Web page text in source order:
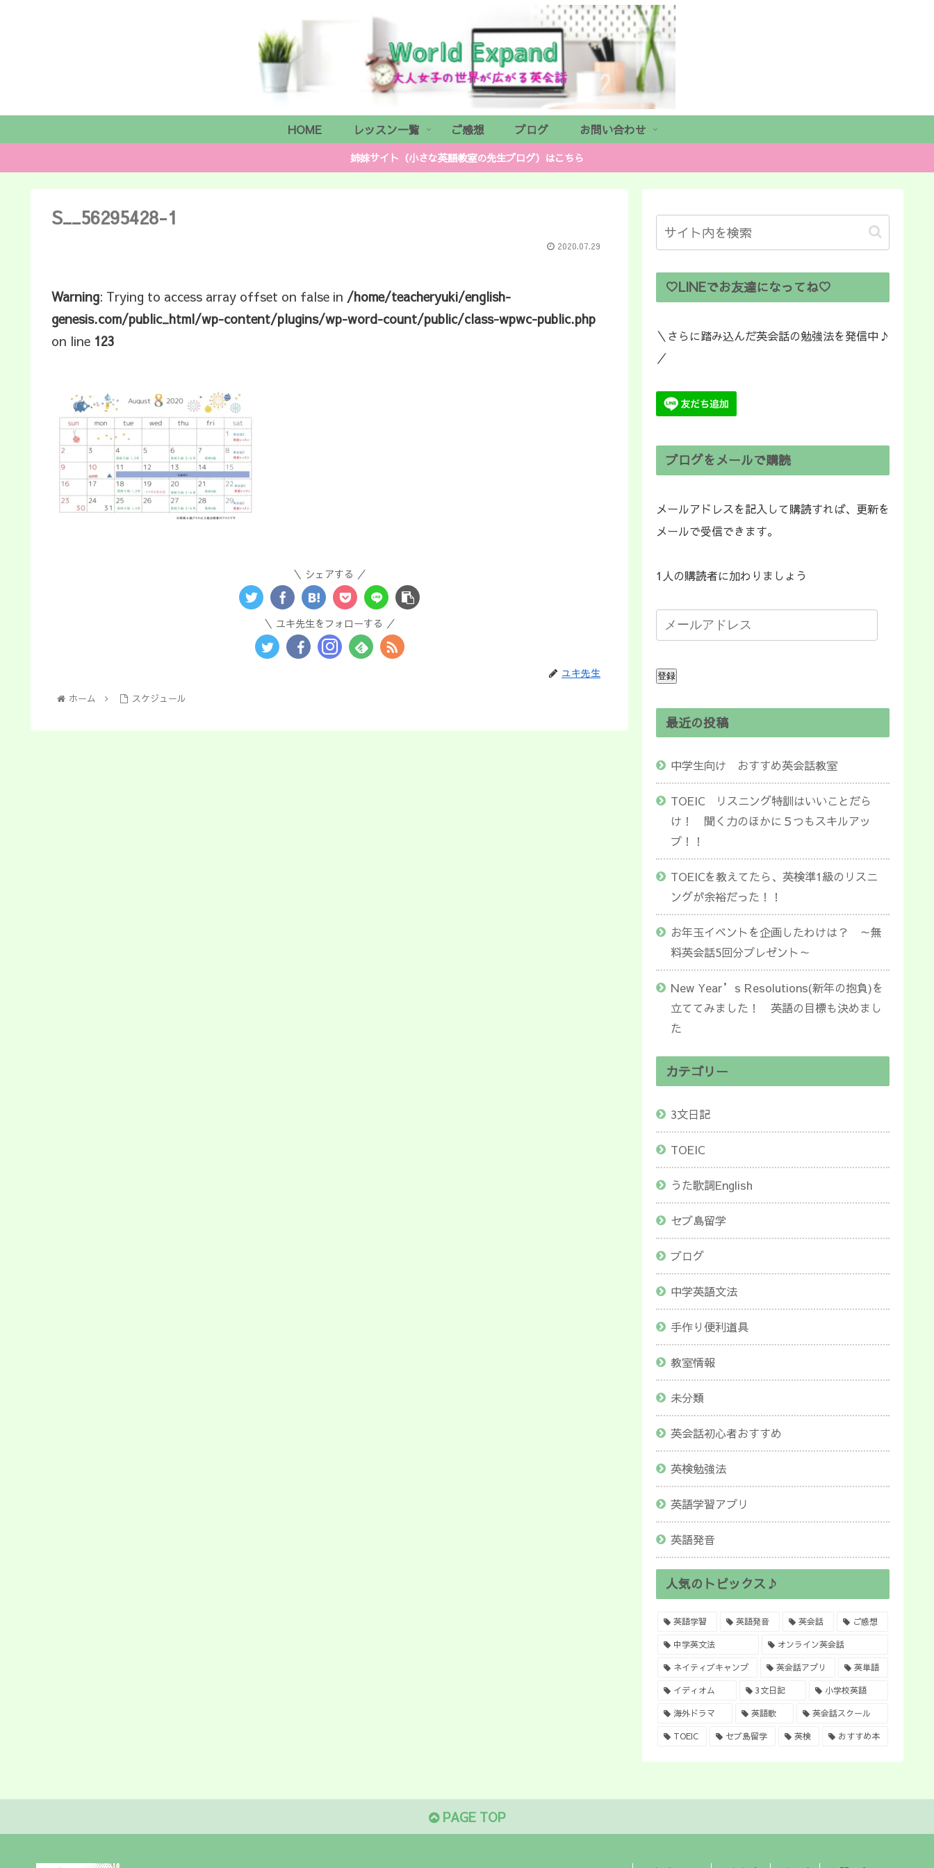
HOME レッスン一覧 ご感想 ブログ お問い合わせ
姉妹サイト（小さな英語教室の先生ブログ）はこちら
S__56295428-1
2020.07.29
Warning: Trying to access array offset on false in /home/teacheryuki/english-
genesis.com/public_html/wp-content/plugins/wp-word-count/public/class-wpwc-public.php
on line 123
シェアする
ユキ先生をフォローする
ユキ先生
ホーム スケジュール
♡LINEでお友達になってね♡
＼さらに踏み込んだ英会話の勉強法を発信中♪
／
ブログをメールで購読
メールアドレスを記入して購読すれば、更新を
メールで受信できます。
1人の購読者に加わりましょう
登録
最近の投稿
中学生向け おすすめ英会話教室
TOEIC リスニング特訓はいいことだら
け！ 聞く力のほかに５つもスキルアッ
プ！！
TOEICを教えてたら、英検準1級のリスニ
ングが余裕だった！！
お年玉イベントを企画したわけは？ ～無
料英会話5回分プレゼント～
New Year’s Resolutions(新年の抱負)を
立ててみました！ 英語の目標も決めまし
た
カテゴリー
3文日記
TOEIC
うた歌詞English
セブ島留学
ブログ
中学英語文法
手作り便利道具
教室情報
未分類
英会話初心者おすすめ
英検勉強法
英語学習アプリ
英語発音
人気のトピックス♪
英語学習 英語発音 英会話 ご感想
中学英文法 オンライン英会話
ネイティブキャンプ 英会話アプリ 英単語
イディオム 3文日記 小学校英語
海外ドラマ 英語歌 英会話スクール
TOEIC セブ島留学 英検 おすすめ本
PAGE TOP